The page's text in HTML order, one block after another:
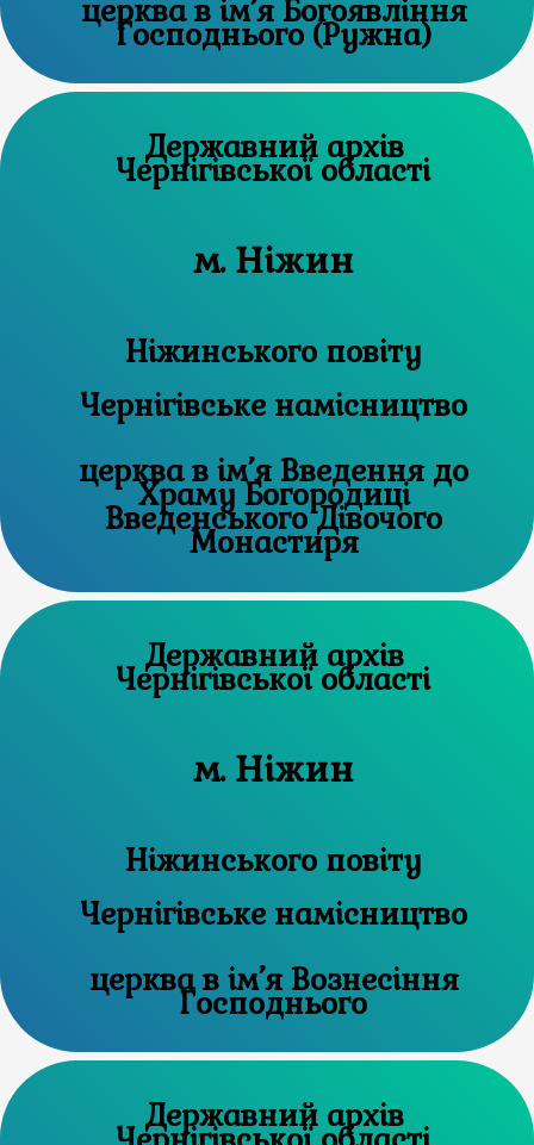
церква в ім’я Богоявління
Господнього (Ружна)
Державний архів
Чернігівської області
м. Ніжин
Ніжинського повіту
Чернігівське намісництво
церква в ім’я Введення до
Храму Богородиці
Введенського Дівочого
Монастиря
Державний архів
Чернігівської області
м. Ніжин
Ніжинського повіту
Чернігівське намісництво
церква в ім’я Вознесіння
Господнього
Державний архів